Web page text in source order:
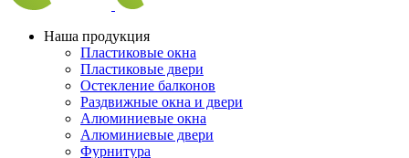
Наша продукция
Пластиковые окна
Пластиковые двери
Остекление балконов
Раздвижные окна и двери
Алюминиевые окна
Алюминиевые двери
Фурнитура